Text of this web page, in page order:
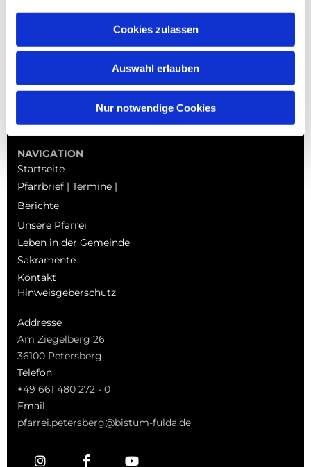
Cookies zulassen
Auswahl erlauben
Nur notwendige Cookies
NAVIGATION
Startseite
Pfarrbrief | Termine |
Berichte
Unsere Pfarrei
Leben in der Gemeinde
Sakramente
Kontakt
Hinweisgeberschutz
Addresse
Am Ziegelberg 26
36100 Petersberg
Telefon
+49 661 480 272 - 0
Email
pfarrei.petersberg@bistum-fulda.de